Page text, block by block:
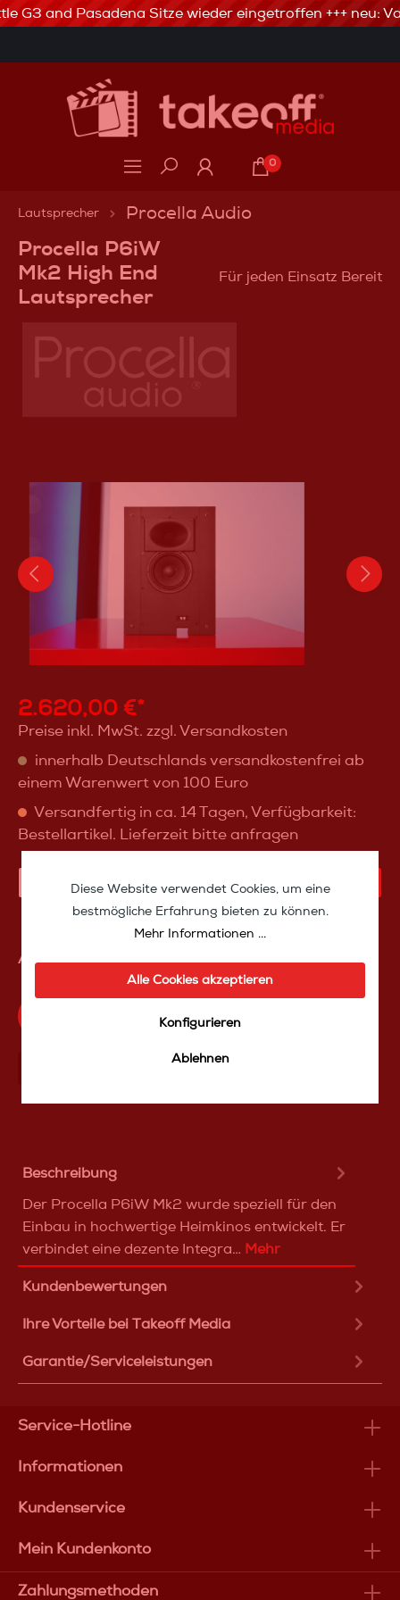
3% Skonto bei Vorkasse via Banküberweisung
G3 and Pasadena Sitze wieder eingetroffen +++ neu:
0
Lautsprecher Procella Audio
Procella P6iW
Mk2 High End
Lautsprecher
Für jeden Einsatz Bereit
2.620,00 €*
Preise inkl. MwSt. zzgl. Versandkosten
innerhalb Deutschlands versandkostenfrei ab
einem Warenwert von 100 Euro
Versandfertig in ca. 14 Tagen, Verfügbarkeit:
Bestellartikel. Lieferzeit bitte anfragen
IN DEN WARENKORB
Artikelnummer:P6iWMk2
Produktfrage an das TakeoffMedia24 Team
Beschreibung
Der Procella P6iW Mk2 wurde speziell für den
Einbau in hochwertige Heimkinos entwickelt. Er
verbindet eine dezente Integra… Mehr
Kundenbewertungen
Ihre Vorteile bei Takeoff Media
Garantie/Serviceleistungen
Service-Hotline
Informationen
Kundenservice
Mein Kundenkonto
Zahlungsmethoden
Diese Website verwendet Cookies, um eine
bestmögliche Erfahrung bieten zu können.
Mehr Informationen ...
Alle Cookies akzeptieren
Konfigurieren
Ablehnen